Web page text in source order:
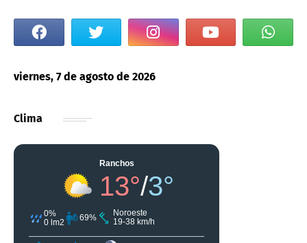
viernes, 7 de agosto de 2026
Clima